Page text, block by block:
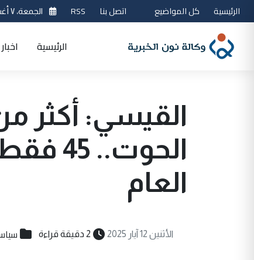
الرئيسية كل المواضيع اتصل بنا RSS الجمعة، ٧ أغسطس 2026
الرئيسية اخبار
العام
الأثنين 12 آيار 2025 2 دقيقة قراءة